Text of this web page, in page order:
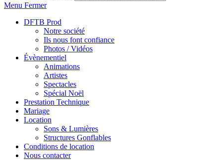
Menu Fermer
DFTB Prod
Notre société
Ils nous font confiance
Photos / Vidéos
Évènementiel
Animations
Artistes
Spectacles
Spécial Noël
Prestation Technique
Mariage
Location
Sons & Lumières
Structures Gonflables
Conditions de location
Nous contacter